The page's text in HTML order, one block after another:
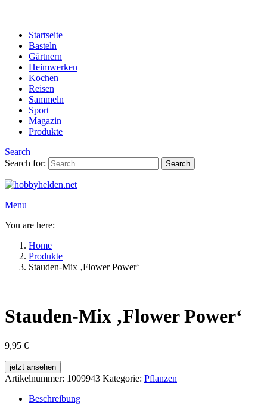
Startseite
Basteln
Gärtnern
Heimwerken
Kochen
Reisen
Sammeln
Sport
Magazin
Produkte
Search
Search for:
Search
Menu
You are here:
Home
Produkte
Stauden-Mix ‚Flower Power‘
Stauden-Mix ‚Flower Power‘
9,95 €
jetzt ansehen
Artikelnummer: 1009943 Kategorie: Pflanzen
Beschreibung